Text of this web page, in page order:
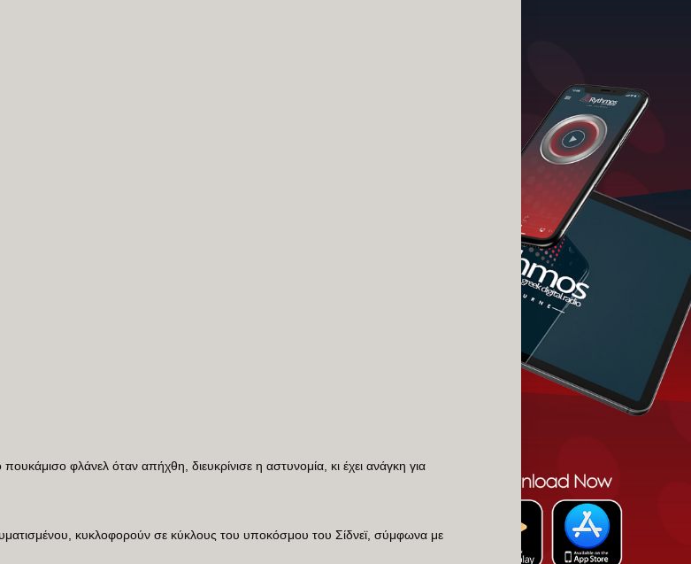
φλάνελ όταν απήχθη, διευκρίνισε η αστυνομία, κι έχει ανάγκη για
κυκλοφορούν σε κύκλους του υποκόσμου του Σίδνεϊ, σύμφωνα με